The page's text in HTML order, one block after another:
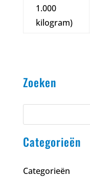
1.000
kilogram)
Zoeken
Categorieën
Categorieën